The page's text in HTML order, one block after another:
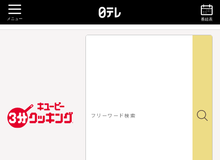
メニュー 番組表